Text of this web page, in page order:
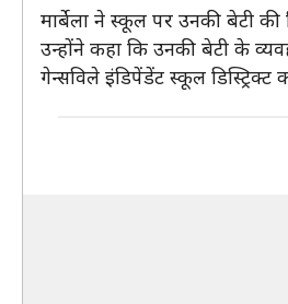
मार्बेला ने स्कूल पर उनकी बेटी
उन्होंने कहा कि उनकी बेटी के
गेन्सविले इंडिपेंडेंट स्कूल डिस्ट्रिक्ट